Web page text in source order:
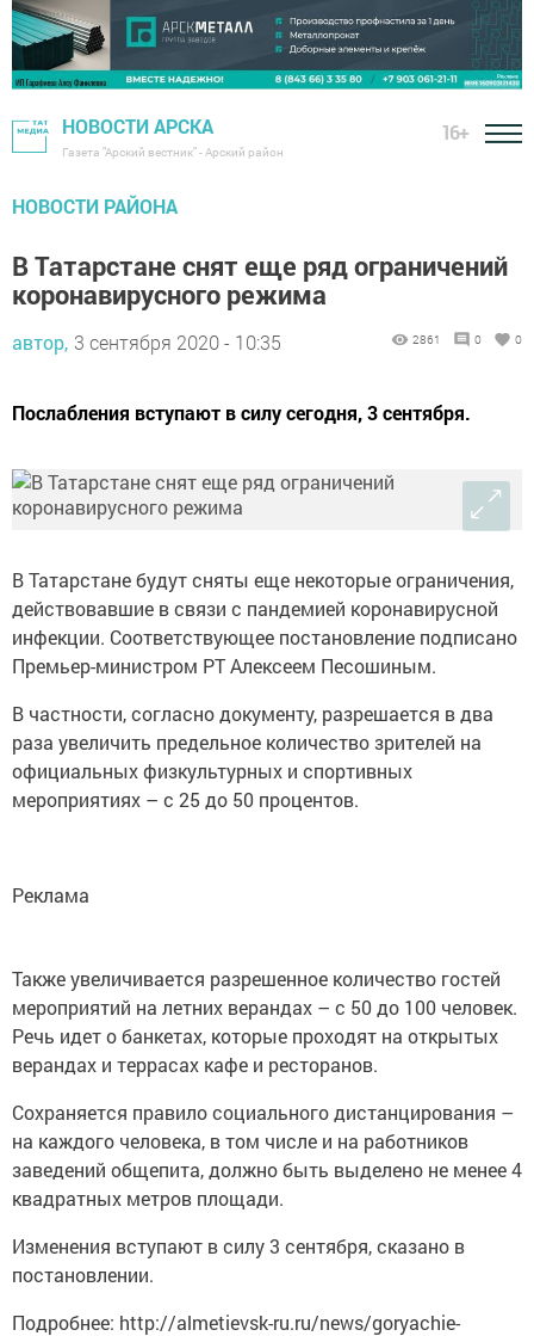
НОВОСТИ АРСКА
Газета "Арский вестник" - Арский район
16+
НОВОСТИ РАЙОНА
В Татарстане снят еще ряд ограничений
коронавирусного режима
автор, 3 сентября 2020 - 10:35 2861 0 0
Послабления вступают в силу сегодня, 3 сентября.
В Татарстане будут сняты еще некоторые ограничения,
действовавшие в связи с пандемией коронавирусной
инфекции. Соответствующее постановление подписано
Премьер-министром РТ Алексеем Песошиным.
В частности, согласно документу, разрешается в два
раза увеличить предельное количество зрителей на
официальных физкультурных и спортивных
мероприятиях – с 25 до 50 процентов.
Реклама
Также увеличивается разрешенное количество гостей
мероприятий на летних верандах – с 50 до 100 человек.
Речь идет о банкетах, которые проходят на открытых
верандах и террасах кафе и ресторанов.
Сохраняется правило социального дистанцирования –
на каждого человека, в том числе и на работников
заведений общепита, должно быть выделено не менее 4
квадратных метров площади.
Изменения вступают в силу 3 сентября, сказано в
постановлении.
Подробнее: http://almetievsk-ru.ru/news/goryachie-